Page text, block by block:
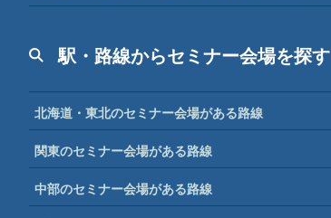
駅・路線からセミナー会場を探す
北海道・東北のセミナー会場がある路線
関東のセミナー会場がある路線
中部のセミナー会場がある路線